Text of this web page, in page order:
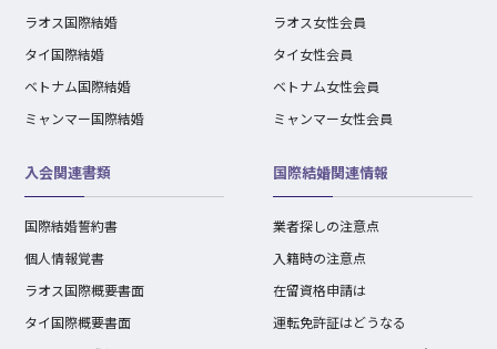
ラオス国際結婚
タイ国際結婚
ベトナム国際結婚
ミャンマー国際結婚
ラオス女性会員
タイ女性会員
ベトナム女性会員
ミャンマー女性会員
入会関連書類
国際結婚誓約書
個人情報覚書
ラオス国際概要書面
タイ国際概要書面
国際結婚関連情報
業者探しの注意点
入籍時の注意点
在留資格申請は
運転免許証はどうなる